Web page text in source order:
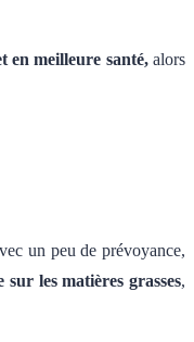
en meilleure santé,alors
un peu de prévoyance,
sur les matières grasses,